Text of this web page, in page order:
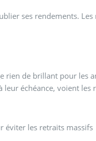
ses rendements. Les
rien de brillant pour les
leur échéance, voient les
éviter les retraits massifs